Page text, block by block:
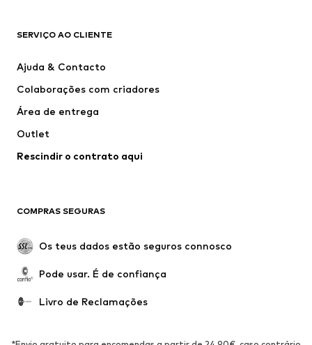
Casacos
Roupa interior
Fatos e Blazers
Sobretudos
Roupa de banho
Ocasiões
Upcycling
Novidades
Sapatos
Sapatos abertos
Exclusivo
DESPORTO
SERVIÇO AO CLIENTE
Ajuda & Contacto
Colaborações com criadores
Área de entrega
Outlet
Rescindir o contrato aqui
COMPRAS SEGURAS
Os teus dados estão seguros connosco
Pode usar. É de confiança
Livro de Reclamações